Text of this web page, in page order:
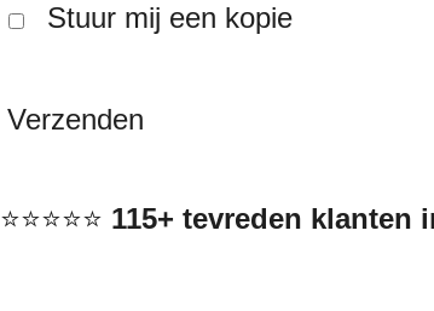
Stuur mij een kopie
Verzenden
⭐⭐⭐⭐⭐ 115+ tevreden klanten